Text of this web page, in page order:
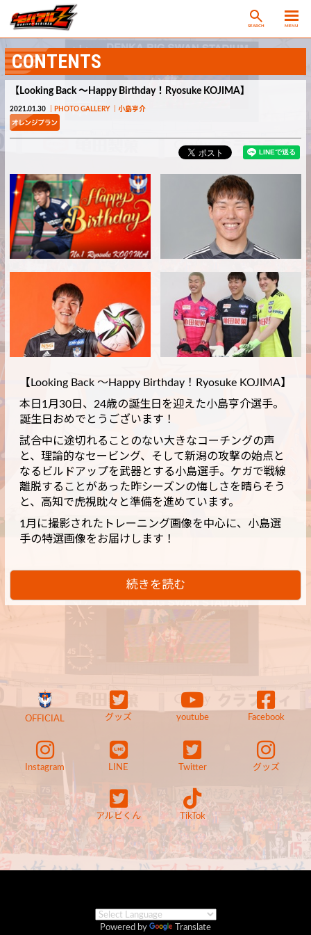
SEARCH MENU
CONTENTS
【Looking Back ～Happy Birthday！Ryosuke KOJIMA】
2021.01.30 PHOTO GALLERY 小島亨介
【Looking Back ～Happy Birthday！Ryosuke KOJIMA】
本日1月30日、24歳の誕生日を迎えた小島亨介選手。
誕生日おめでとうございます！
試合中に途切れることのない大きなコーチングの声
と、理論的なセービング、そして新潟の攻撃の始点と
なるビルドアップを武器とする小島選手。ケガで戦線
離脱することがあった昨シーズンの悔しさを晴らそう
と、高知で虎視眈々と準備を進めています。
1月に撮影されたトレーニング画像を中心に、小島選
手の特選画像をお届けします！
続きを読む
OFFICIAL グッズ youtube Facebook
Instagram LINE Twitter グッズ
アルビくん TikTok
Powered by Translate